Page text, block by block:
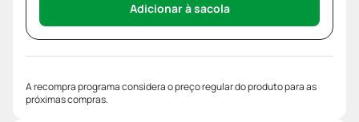
Adicionar à sacola
A recompra programa considera o preço regular do produto para as
próximas compras.